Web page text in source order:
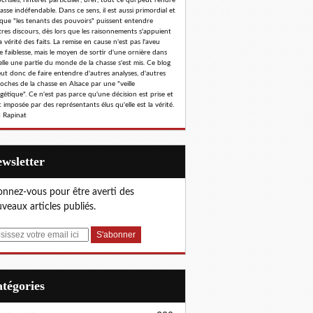
indéfendable. Dans ce sens, il est aussi primordial et
"les tenants des pouvoirs" puissent entendre
discours, dès lors que les raisonnements s'appuient
vérité des faits. La remise en cause n'est pas l'aveu
faiblesse, mais le moyen de sortir d'une ornière dans
une partie du monde de la chasse s'est mis. Ce blog
donc de faire entendre d'autres analyses, d'autres
de la chasse en Alsace par une "veille
Ce n'est pas parce qu'une décision est prise et
imposée par des représentants élus qu'elle est la vérité.
Rapinat
vous pour être averti des
articles publiés.